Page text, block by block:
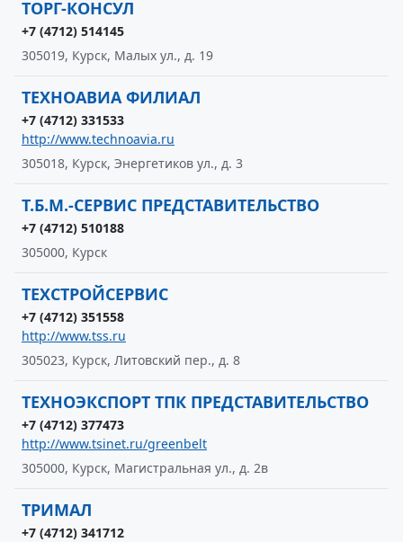
ТОРГ-КОНСУЛ
+7 (4712) 514145
305019, Курск, Малых ул., д. 19
ТЕХНОАВИА ФИЛИАЛ
+7 (4712) 331533
http://www.technoavia.ru
305018, Курск, Энергетиков ул., д. 3
Т.Б.М.-СЕРВИС ПРЕДСТАВИТЕЛЬСТВО
+7 (4712) 510188
305000, Курск
ТЕХСТРОЙСЕРВИС
+7 (4712) 351558
http://www.tss.ru
305023, Курск, Литовский пер., д. 8
ТЕХНОЭКСПОРТ ТПК ПРЕДСТАВИТЕЛЬСТВО
+7 (4712) 377473
http://www.tsinet.ru/greenbelt
305000, Курск, Магистральная ул., д. 2в
ТРИМАЛ
+7 (4712) 341712